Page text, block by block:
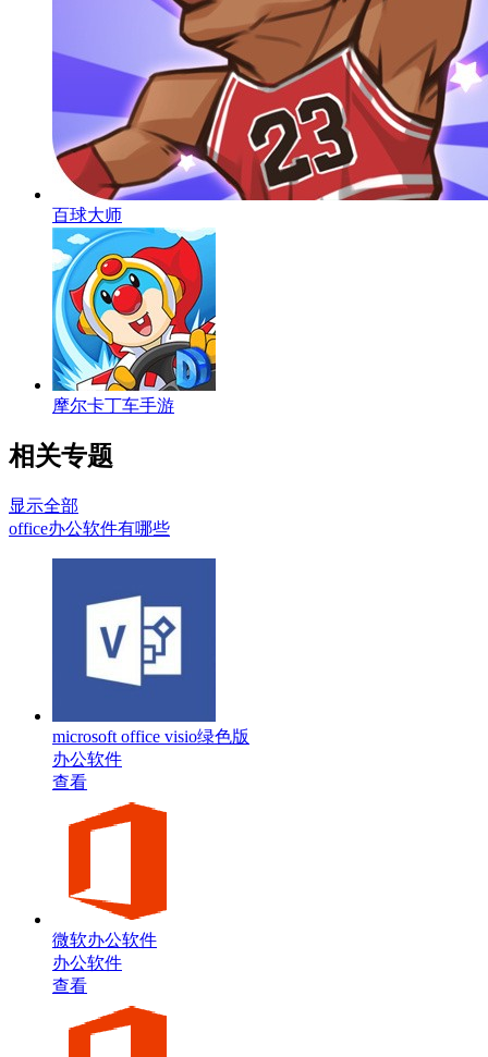
百球大师
摩尔卡丁车手游
相关专题
显示全部
office办公软件有哪些
microsoft office visio绿色版
办公软件
查看
微软办公软件
办公软件
查看